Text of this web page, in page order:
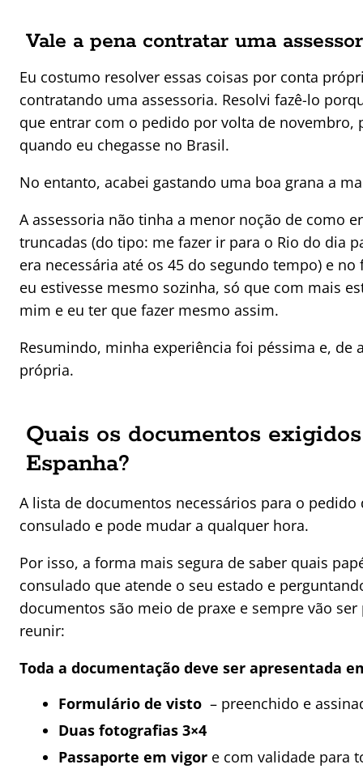
Vale a pena contratar uma
Eu costumo resolver essas coisas por conta
contratando uma assessoria. Resolvi fazê-lo
que entrar com o pedido por volta de
quando eu chegasse no Brasil.
No entanto, acabei gastando uma boa grana a
A assessoria não tinha a menor noção de como
truncadas (do tipo: me fazer ir para o Rio do dia
era necessária até os 45 do segundo tempo) e
eu estivesse mesmo sozinha, só que com mais
mim e eu ter que fazer mesmo assim.
Resumindo, minha experiência foi péssima e,
própria.
Quais os documentos
Espanha?
A lista de documentos necessários para o
consulado e pode mudar a qualquer hora.
Por isso, a forma mais segura de saber quais
consulado que atende o seu estado e
documentos são meio de praxe e sempre vão
reunir:
Toda a documentação deve ser apresentada
Formulário de visto – preenchido e
Duas fotografias 3×4
Passaporte em vigor e com validade para